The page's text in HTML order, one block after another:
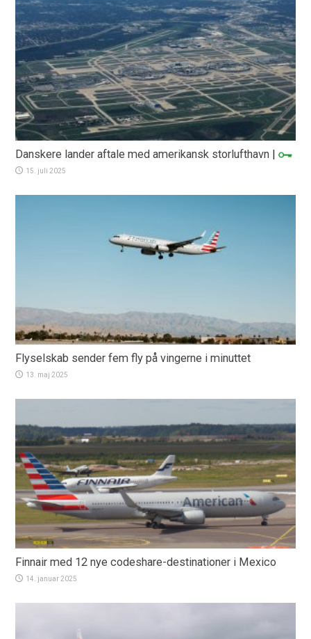
Danskere lander aftale med amerikansk storlufthavn |
15. juli 2025
Flyselskab sender fem fly på vingerne i minuttet
13. maj 2025
Finnair med 12 nye codeshare-destinationer i Mexico
14. januar 2025